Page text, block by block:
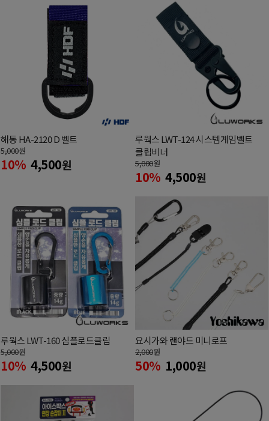
해동 HA-2120 D 벨트
5,000원
10% 4,500원
루웍스 LWT-124 시스템게임벨트
클립비너
5,000원
10% 4,500원
루웍스 LWT-160 심플로드클립
5,000원
10% 4,500원
요시가와 랜야드 미니로프
2,000원
50% 1,000원